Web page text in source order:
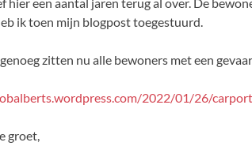
ik toen mijn blogpost toegestuurd.
genoeg zitten nu alle bewoners met een
2022/01/26/
groet,